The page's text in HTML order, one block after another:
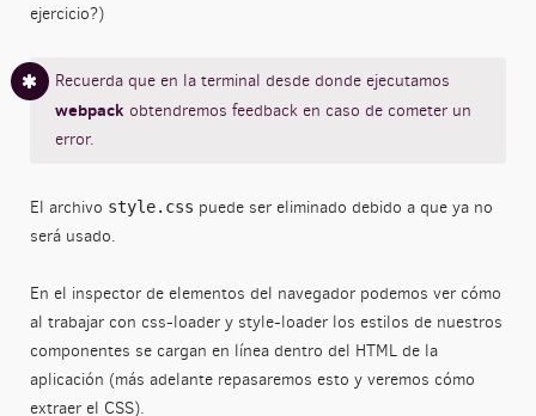
ejercicio?)
Recuerda que en la terminal desde donde ejecutamos
webpack obtendremos feedback en caso de cometer un
error.
El archivo style.css puede ser eliminado debido a que ya no
será usado.
En el inspector de elementos del navegador podemos ver cómo
al trabajar con css-loader y style-loader los estilos de nuestros
componentes se cargan en línea dentro del HTML de la
aplicación (más adelante repasaremos esto y veremos cómo
extraer el CSS).